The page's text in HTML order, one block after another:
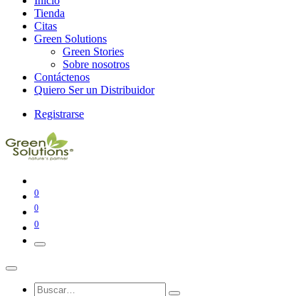
Tienda
Citas
Green Solutions
Green Stories
Sobre nosotros
Contáctenos
Quiero Ser un Distribuidor
Registrarse
0
0
0